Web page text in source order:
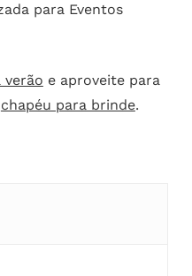
para Eventos
verão e aproveite para
chapéu para brinde.